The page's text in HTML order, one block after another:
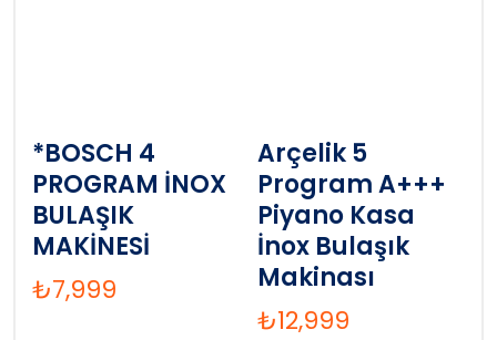
*BOSCH 4
PROGRAM İNOX
BULAŞIK
MAKİNESİ
₺7,999
Arçelik 5
Program A+++
Piyano Kasa
İnox Bulaşık
Makinası
₺12,999